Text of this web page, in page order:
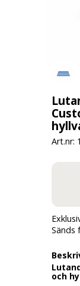
Art.nr:
Sänds
och